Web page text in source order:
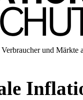
und Märkte